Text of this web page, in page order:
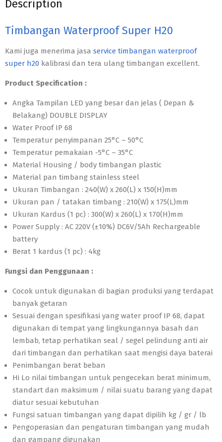
Description
Timbangan Waterproof Super H20
Kami juga menerima jasa service timbangan waterproof
super h20 kalibrasi dan tera ulang timbangan excellent.
Product Specification :
Angka Tampilan LED yang besar dan jelas ( Depan &
Belakang) DOUBLE DISPLAY
Water Proof IP 68
Temperatur penyimpanan 25°C – 50°C
Temperatur pemakaian -5°C – 35°C
Material Housing / body timbangan plastic
Material pan timbang stainless steel
Ukuran Timbangan : 240(W) x 260(L) x 150(H)mm
Ukuran pan / tatakan timbang : 210(W) x 175(L)mm
Ukuran Kardus (1 pc) : 300(W) x 260(L) x 170(H)mm
Power Supply : AC 220V (±10%) DC6V/5Ah Rechargeable
battery
Berat 1 kardus (1 pc) : 4kg
Fungsi dan Penggunaan :
Cocok untuk digunakan di bagian produksi yang terdapat
banyak getaran
Sesuai dengan spesifikasi yang water proof IP 68, dapat
digunakan di tempat yang lingkungannya basah dan
lembab, tetap perhatikan seal / segel pelindung anti air
dari timbangan dan perhatikan saat mengisi daya baterai
Penimbangan berat beban
Hi Lo nilai timbangan untuk pengecekan berat minimum,
standart dan maksimum / nilai suatu barang yang dapat
diatur sesuai kebutuhan
Fungsi satuan timbangan yang dapat dipilih kg / gr / lb
Pengoperasian dan pengaturan timbangan yang mudah
dan gampang digunakan